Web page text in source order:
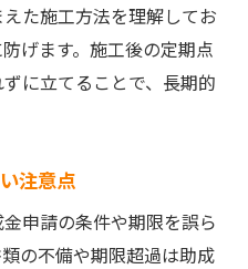
た施工方法を理解してお
げます。施工後の定期点
に立てることで、長期的
注意点
申請の条件や期限を誤ら
の不備や期限超過は助成